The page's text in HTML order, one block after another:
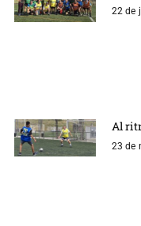
22 de
Al
23 de